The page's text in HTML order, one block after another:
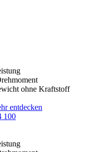
ohne Kraftstoff
entdecken
100